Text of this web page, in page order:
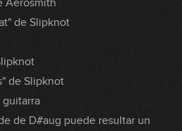
Aerosmith
de Slipknot
de Slipknot
guitarra
de D#aug puede resultar un